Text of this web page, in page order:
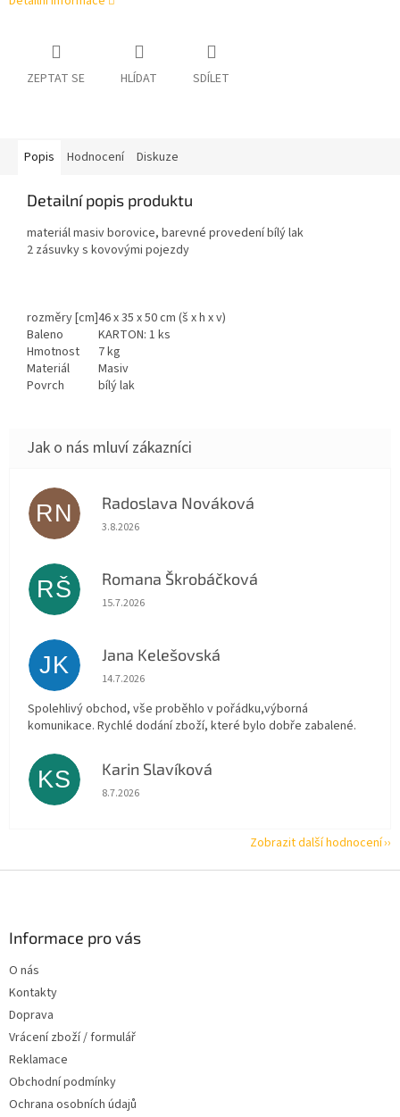
ZEPTAT SE HLÍDAT SDÍLET
Popis Hodnocení Diskuze
Detailní popis produktu
materiál masiv borovice, barevné provedení bílý lak
2 zásuvky s kovovými pojezdy
rozměry [cm]46 x 35 x 50 cm (š x h x v)
Baleno
KARTON: 1 ks
Hmotnost
7 kg
Materiál
Masiv
Povrch
bílý lak
RN Radoslava Nováková
Hodnocení obchodu je 5 z 5 hvězdiček.
3.8.2026
RŠ Romana Škrobáčková
Hodnocení obchodu je 5 z 5 hvězdiček.
15.7.2026
JK Jana Kelešovská
Hodnocení obchodu je 5 z 5 hvězdiček.
14.7.2026
Spolehlivý obchod, vše proběhlo v pořádku,výborná
komunikace. Rychlé dodání zboží, které bylo dobře zabalené.
KS Karin Slavíková
Hodnocení obchodu je 5 z 5 hvězdiček.
8.7.2026
Zobrazit další hodnocení
Informace pro vás
O nás
Kontakty
Doprava
Vrácení zboží / formulář
Reklamace
Obchodní podmínky
Ochrana osobních údajů